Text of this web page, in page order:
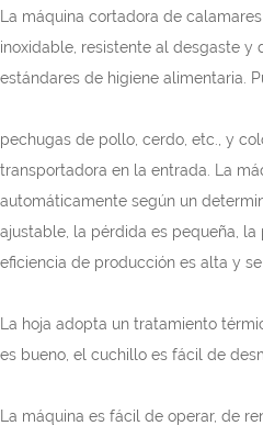
La máquina cortadora de
inoxidable, resistente al desgaste y
estándares de higiene alimentaria.
pechugas de pollo, cerdo, etc., y
transportadora en la entrada. La
automáticamente según un
ajustable, la pérdida es pequeña,
eficiencia de producción es alta y
La hoja adopta un tratamiento
es bueno, el cuchillo es fácil de
La máquina es fácil de operar, de